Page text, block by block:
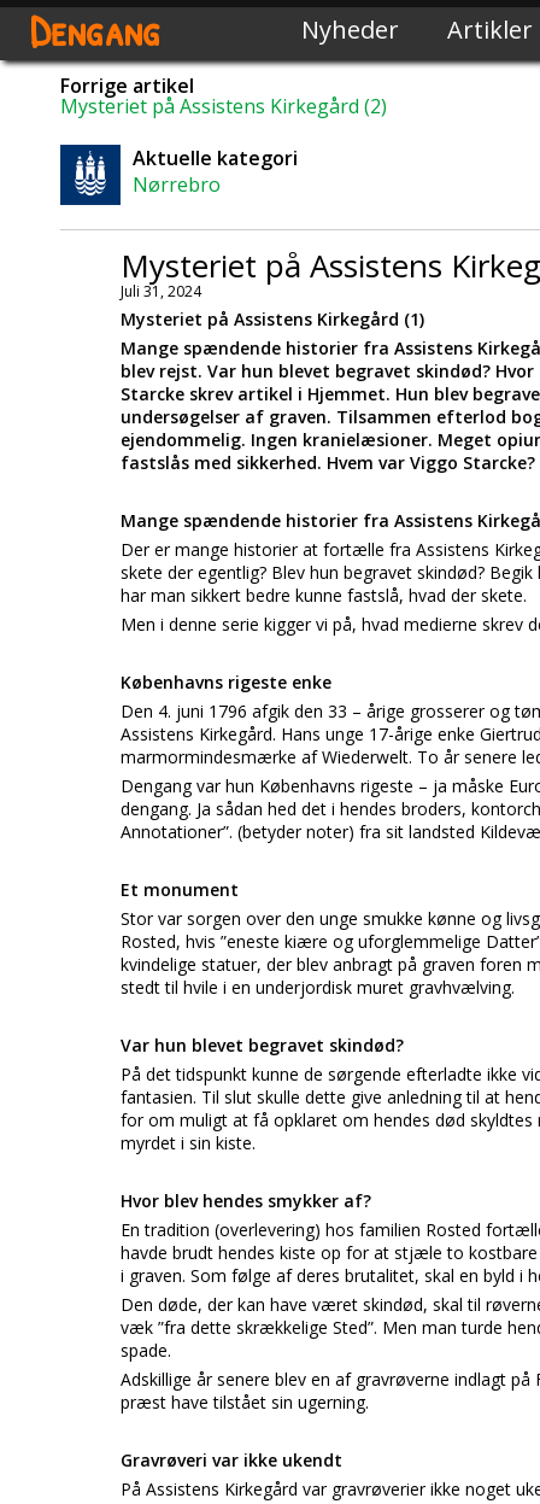
Dengang Nyheder Artikler
Forrige artikel
Mysteriet på Assistens Kirkegård (2)
Aktuelle kategori
Nørrebro
Mysteriet på Assistens
Juli 31, 2024
Mysteriet på Assistens Kirkegård (1)
Mange spændende historier fra Assistens
blev rejst. Var hun blevet begravet skindød?
Starcke skrev artikel i Hjemmet. Hun blev
undersøgelser af graven. Tilsammen efterlod
ejendommelig. Ingen kranielæsioner. Meget
fastslås med sikkerhed. Hvem var Viggo Starcke?
Mange spændende historier fra Assistens
Der er mange historier at fortælle fra Assistens
skete der egentlig? Blev hun begravet skindød?
har man sikkert bedre kunne fastslå, hvad der skete.
Men i denne serie kigger vi på, hvad medierne skrev
Københavns rigeste enke
Den 4. juni 1796 afgik den 33 – årige grosserer og
Assistens Kirkegård. Hans unge 17-årige enke
marmormindesmærke af Wiederwelt. To år senere
Dengang var hun Københavns rigeste – ja måske
dengang. Ja sådan hed det i hendes broders,
Annotationer”. (betyder noter) fra sit landsted
Et monument
Stor var sorgen over den unge smukke kønne og
Rosted, hvis ”eneste kiære og uforglemmelige
kvindelige statuer, der blev anbragt på graven foren
stedt til hvile i en underjordisk muret gravhvælving.
Var hun blevet begravet skindød?
På det tidspunkt kunne de sørgende efterladte ikke
fantasien. Til slut skulle dette give anledning til at
for om muligt at få opklaret om hendes død
myrdet i sin kiste.
Hvor blev hendes smykker af?
En tradition (overlevering) hos familien Rosted
havde brudt hendes kiste op for at stjæle to
i graven. Som følge af deres brutalitet, skal en byld i
Den døde, der kan have været skindød, skal til
væk ”fra dette skrækkelige Sted”. Men man turde
spade.
Adskillige år senere blev en af gravrøverne indlagt
præst have tilstået sin ugerning.
Gravrøveri var ikke ukendt
På Assistens Kirkegård var gravrøverier ikke noget